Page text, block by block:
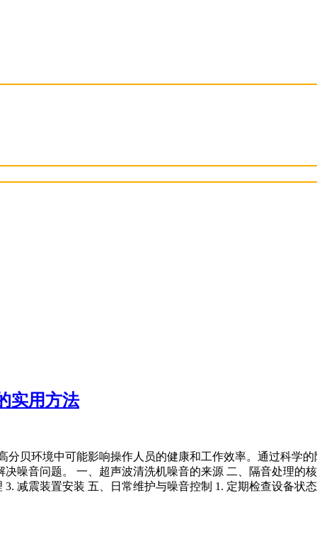
实用方法
贝环境中可能影响操作人员的健康和工作效率。通过科学
噪音问题。 一、超声波清洗机噪音的来源 二、隔音处理的
减震装置安装 五、日常维护与噪音控制 1. 定期检查设备状